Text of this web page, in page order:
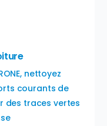
nettoyez
courants de
des traces vertes